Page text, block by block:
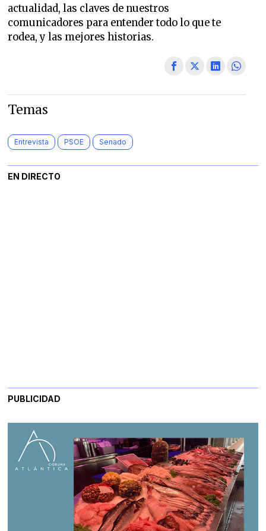
actualidad, las claves de nuestros
comunicadores para entender todo lo que te
rodea, y las mejores historias.
Temas
Entrevista PSOE Senado
EN DIRECTO
PUBLICIDAD